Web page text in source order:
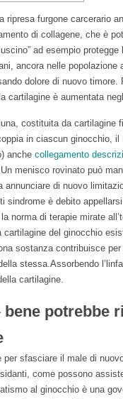
furgone carcerario
di collagene, che è
ad esempio
ancora nelle popolazione
dolore di nuovo timore.
cartilagine è aumentata
costituita da cartilagine
in ciascun ginocchio,
anche collegamento
menisco rovinato può
annunciare di nuovo
sindrome è debito
norma di terapie mirate
del ginocchio
sostanza contribuisce
stessa.Assorbendo
cartilagine.
potrebbe
sfasciare il male di
come possono
al ginocchio è una